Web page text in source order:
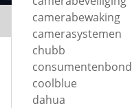
camerabewaking
camerasystemen
chubb
consumentenbond
coolblue
dahua